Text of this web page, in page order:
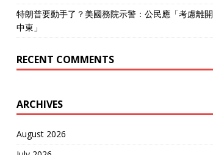
特朗普要動手了？美國務院示警：公民應「考慮離開
中東」
RECENT COMMENTS
ARCHIVES
August 2026